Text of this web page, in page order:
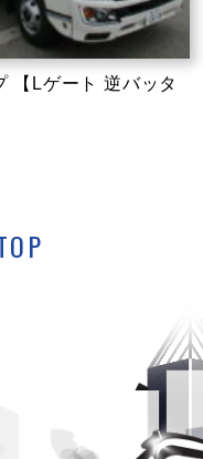
【Lゲート 逆バッタ